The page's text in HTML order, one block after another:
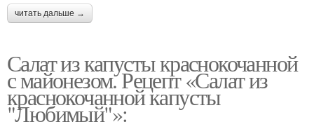
читать дальше →
Салат из капусты краснокочанной
с майонезом. Рецепт «Салат из
краснокочанной капусты
"Любимый"»: